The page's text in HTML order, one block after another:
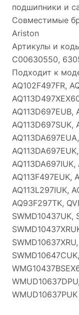
подшипники и
Совместимые
Ariston
Артикулы и
C00630550,
Подходит к
AQ102F497FR,
AQ113D697EUB,
AQ113D697SUK,
AQ113DA697IUK,
AQ113F497EUK,
AQ113L297IUK,
AQ93F297TK,
SWMD10437UK,
WMUD10637PUK